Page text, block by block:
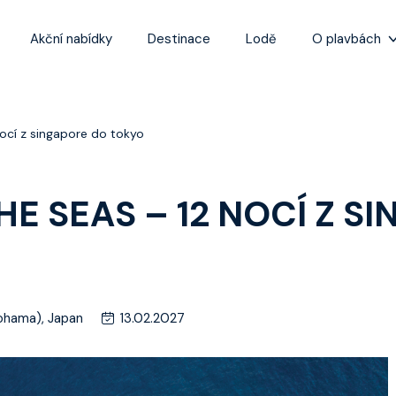
Akční nabídky Destinace Lodě O plavbách
Tipy na nejlepší
z singapore do tokyo
SEAS – 12 NOCÍ Z
Japan 13.02.2027